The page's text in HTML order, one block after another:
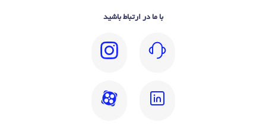
با ما در ارتباط باشید